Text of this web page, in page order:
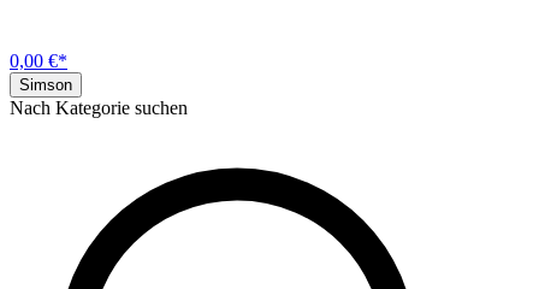
0,00 €*
Simson
Nach Kategorie suchen